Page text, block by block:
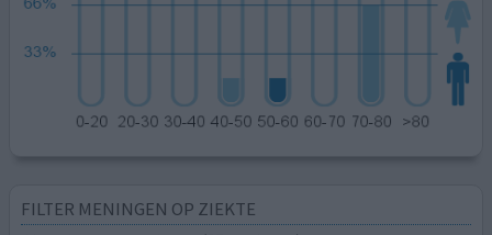
FILTER MENINGEN OP ZIEKTE